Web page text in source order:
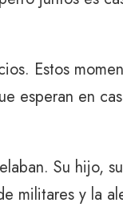
Estos
esperan en
Su hijo,
militares y la